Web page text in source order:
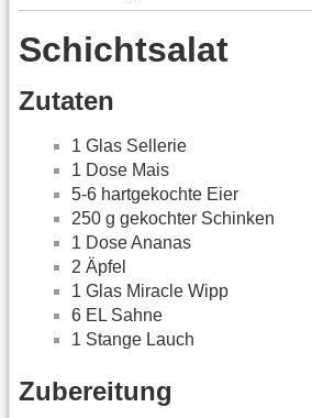
Schichtsalat
Zutaten
1 Glas Sellerie
1 Dose Mais
5-6 hartgekochte Eier
250 g gekochter Schinken
1 Dose Ananas
2 Äpfel
1 Glas Miracle Wipp
6 EL Sahne
1 Stange Lauch
Zubereitung